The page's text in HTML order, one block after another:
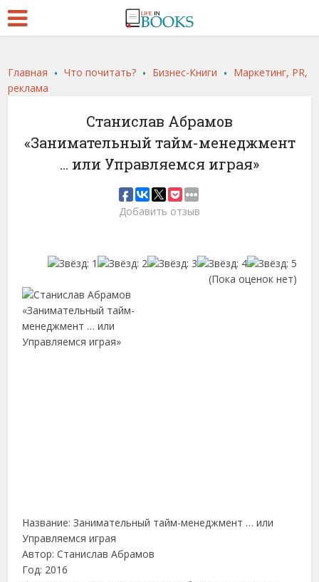
Главная .Что почитать? . Бизнес-Книги . Маркетинг, PR,
реклама
Станислав Абрамов
«Занимательный тайм-менеджмент
… или Управляемся играя»
Добавить отзыв
(Пока оценок нет)
Название: Занимательный тайм-менеджмент … или
Управляемся играя
Автор: Станислав Абрамов
Год: 2016